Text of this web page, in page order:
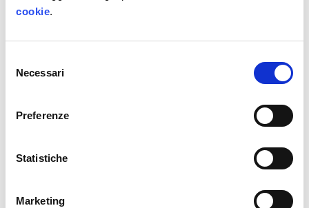
cookie.
delNecessari
Preferenze
Statistiche
Marketing
tempo (e il business) perso”, afferma Luca Gotti,
giornata in cui ricorre il 44esimo anniversario del
ripartenza e di futuro, cercando di inquadrare
periodo per l’economia globale.